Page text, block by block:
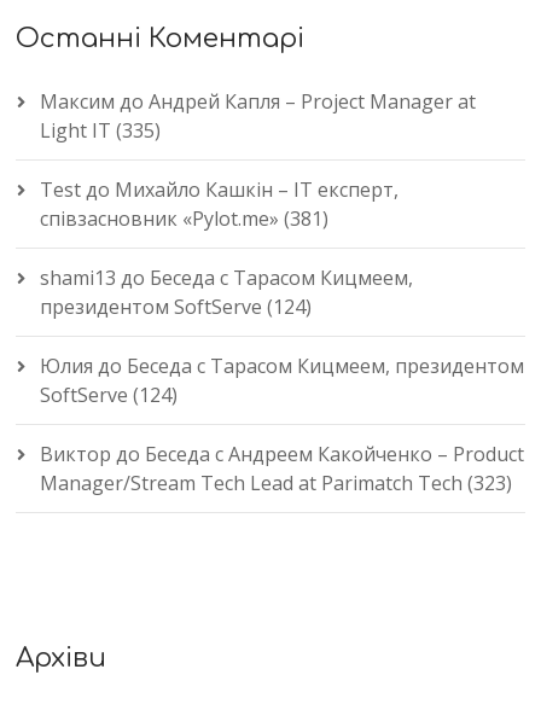
Останні Коментарі
Максим доАндрей Капля – Project Manager at
Light IT (335)
Testдо Михайло Кашкін – IT експерт,
співзасновник «Pylot.me» (381)
shami13 до Беседа с Тарасом Кицмеем,
президентом SoftServe (124)
Юлия до Беседа с Тарасом Кицмеем, президентом
SoftServe (124)
Виктор до Беседа с Андреем Какойченко – Product
Manager/Stream Tech Lead at Parimatch Tech (323)
Архіви